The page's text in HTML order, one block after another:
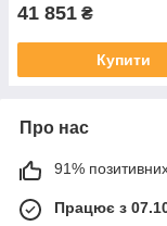
41 851 ₴
Купити
Про нас
91% позитивних
Працює з